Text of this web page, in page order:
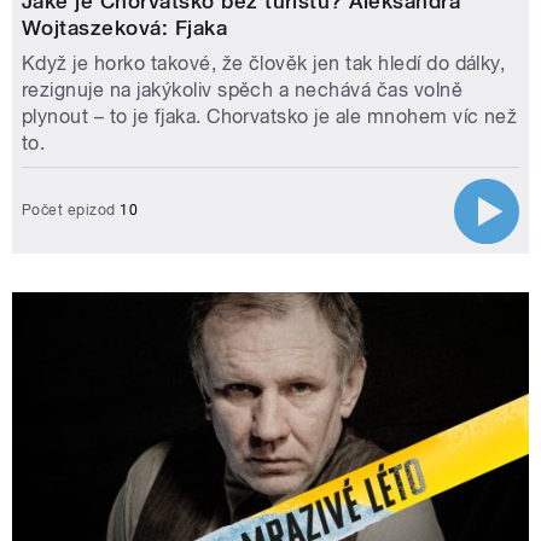
Wojtaszeková: Fjaka
Když je horko takové, že člověk jen tak hledí do dálky,
rezignuje na jakýkoliv spěch a nechává čas volně
plynout – to je fjaka. Chorvatsko je ale mnohem víc než
to.
Počet epizod 10